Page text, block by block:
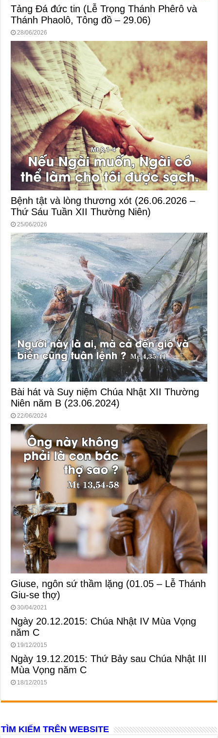
Tảng Đá đức tin (Lễ Trọng Thánh Phêrô và
Thánh Phaolô, Tông đồ – 29.06)
28/06/2026
Bệnh tật và lòng thương xót (26.06.2026 –
Thứ Sáu Tuần XII Thường Niên)
25/06/2026
Bài hát và Suy niệm Chúa Nhật XII Thường
Niên năm B (23.06.2024)
22/06/2024
Giuse, ngôn sứ thầm lặng (01.05 – Lễ Thánh
Giu-se thợ)
30/04/2021
Ngày 20.12.2015: Chúa Nhật IV Mùa Vọng
năm C
19/12/2015
Ngày 19.12.2015: Thứ Bảy sau Chúa Nhật III
Mùa Vọng năm C
18/12/2015
TÌM KIẾM TRÊN WEBSITE